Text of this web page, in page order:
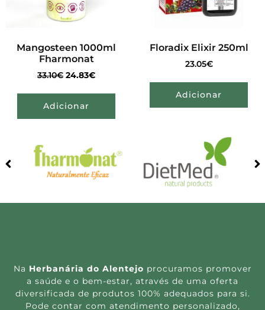
Mangosteen 1000ml
Fharmonat
33.10€ 24.83€
Adicionar
Floradix Elixir 250ml
23.05€
Adicionar
Na Herbanária do Alentejo procuramos promover
a saúde e o bem-estar, através de uma oferta
diversificada de produtos 100% adequados para si.
Pode contar com atendimento personalizado,